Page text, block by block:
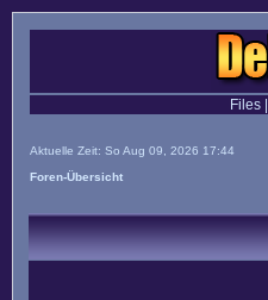
Files|
Aktuelle Zeit: So Aug 09, 2026 17:44
Foren-Übersicht